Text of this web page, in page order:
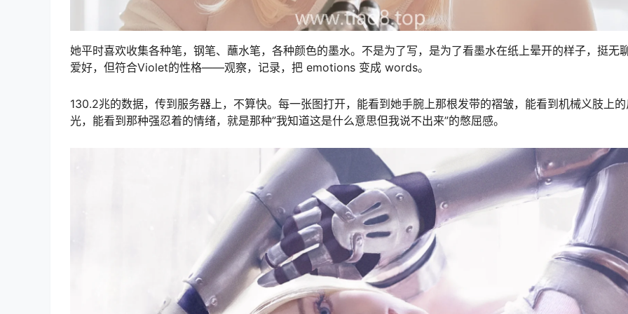
她平时喜欢收集各种笔，钢笔、蘸水笔，各种颜色的墨水。不是为了写，是为了看墨水在纸上晕开的样子，挺无
爱好，但符合Violet的性格——观察，记录，把 emotions 变成 words。
130.2兆的数据，传到服务器上，不算快。每一张图打开，能看到她手腕上那根发带的褶皱，能看到机械义肢上
光，能看到那种强忍着的情绪，就是那种”我知道这是什么意思但我说不出来”的憋屈感。